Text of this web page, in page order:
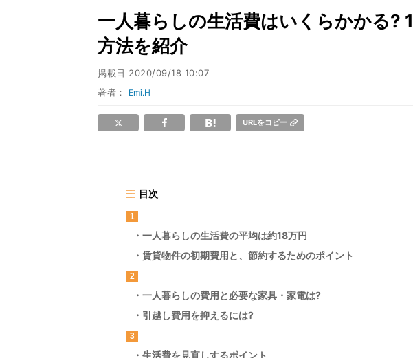
一人暮らしの生活費はいくらかかる?
方法を紹介
掲載日 2020/09/18 10:07
著者： Emi.H
URLをコピー
目次
1
一人暮らしの生活費の平均は約18万円
賃貸物件の初期費用と、節約するためのポイント
2
一人暮らしの費用と必要な家具・家電は?
引越し費用を抑えるには?
3
生活費を見直しするポイント